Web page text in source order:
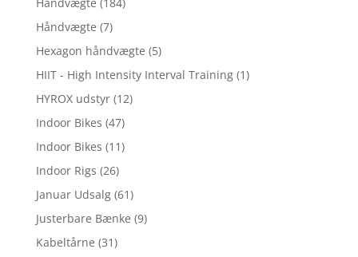
Håndvægte (7)
Hexagon håndvægte (5)
HIIT - High Intensity Interval Training (1)
HYROX udstyr (12)
Indoor Bikes (47)
Indoor Bikes (11)
Indoor Rigs (26)
Januar Udsalg (61)
Justerbare Bænke (9)
Kabeltårne (31)